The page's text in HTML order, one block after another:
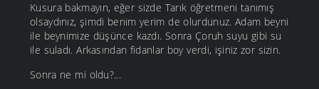
Kusura bakmayın, eğer sizde Tarık öğretmeni tanımış
olsaydınız, şimdi benim yerim de olurdunuz. Adam beyni
ile beynimize düşünce kazdı. Sonra Çoruh suyu gibi su
ile suladı. Arkasından fidanlar boy verdi, işiniz zor sizin.
Sonra ne mi oldu?...